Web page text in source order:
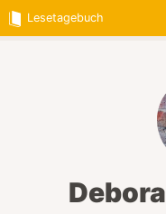
Lesetagebuch
Debora